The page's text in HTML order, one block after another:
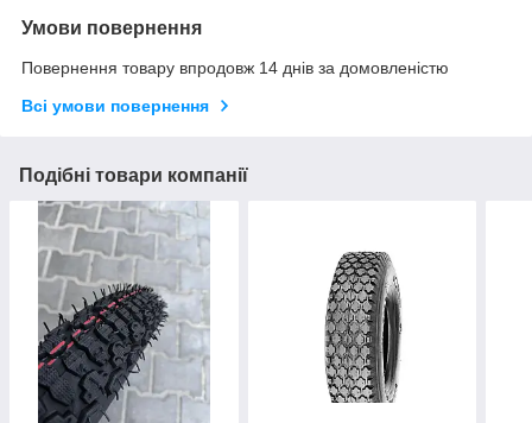
Умови повернення
Повернення товару впродовж 14 днів за домовленістю
Всі умови повернення
Подібні товари компанії